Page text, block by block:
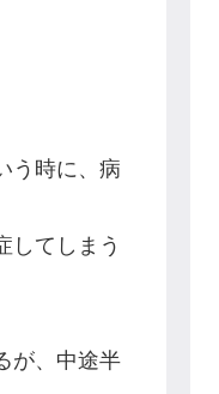
う時に、病
してしまう
が、中途半